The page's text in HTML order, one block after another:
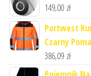
149,00 zł
Portwest
Czarny
386,09 zł